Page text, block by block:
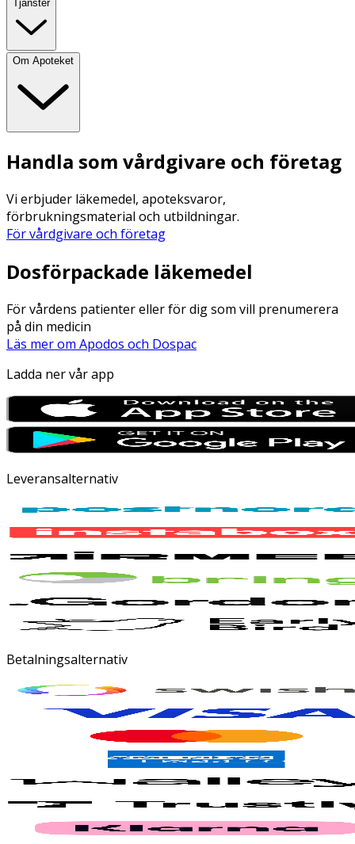
Tjänster
Om Apoteket
Handla som vårdgivare och företag
Vi erbjuder läkemedel, apoteksvaror,
förbrukningsmaterial och utbildningar.
För vårdgivare och företag
Dosförpackade läkemedel
För vårdens patienter eller för dig som vill prenumerera
på din medicin
Läs mer om Apodos och Dospac
Ladda ner vår app
Leveransalternativ
Betalningsalternativ